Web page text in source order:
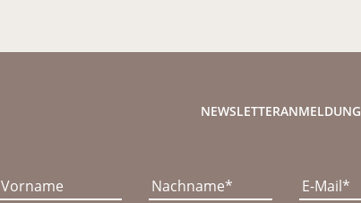
NEWSLETTERANMELDUNG
Vorname Nachname E-Mail